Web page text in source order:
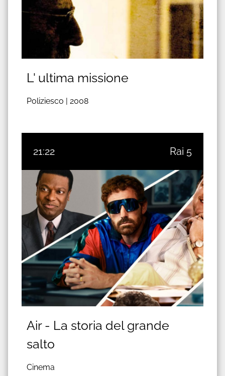
L' ultima missione
Poliziesco | 2008
21:22 Rai 5
Air - La storia del grande
salto
Cinema